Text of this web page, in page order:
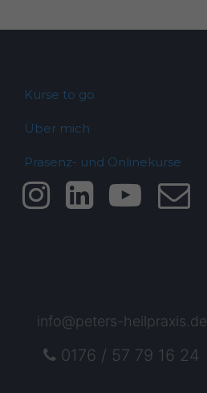
Kurse to go
Über mich
Präsenz- und Onlinekurse
info@peters-heilpraxis.de
0176 / 57 79 16 24